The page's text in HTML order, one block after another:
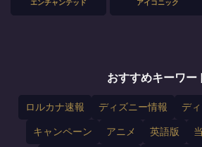
エンチャンテッド アイコニック
おすすめキーワー
ロルカナ速報 ディズニー情報 デ
キャンペーン アニメ 英語版